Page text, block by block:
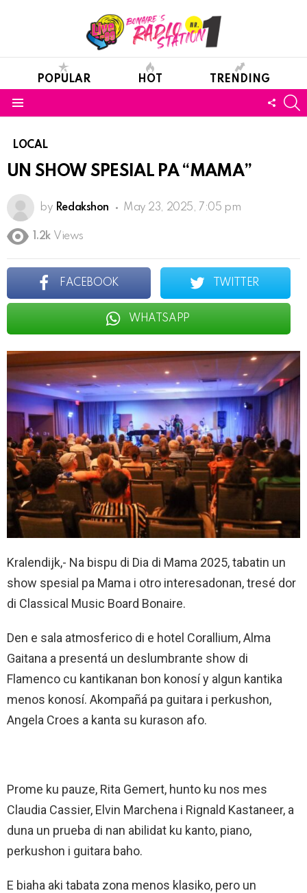
POPULAR HOT TRENDING
LOCAL
UN SHOW SPESIAL PA “MAMA”
by Redakshon May 23, 2025, 7:05 pm
1.2k Views
FACEBOOK TWITTER
WHATSAPP
Kralendijk,- Na bispu di Dia di Mama 2025, tabatin un
show spesial pa Mama i otro interesadonan, tresé dor
di Classical Music Board Bonaire.
Den e sala atmosferico di e hotel Corallium, Alma
Gaitana a presentá un deslumbrante show di
Flamenco cu kantikanan bon konosí y algun kantika
menos konosí. Akompañá pa guitara i perkushon,
Angela Croes a kanta su kurason afo.
Prome ku pauze, Rita Gemert, hunto ku nos mes
Claudia Cassier, Elvin Marchena i Rignald Kastaneer, a
duna un prueba di nan abilidat ku kanto, piano,
perkushon i guitara baho.
E biaha aki tabata zona menos klasiko, pero un